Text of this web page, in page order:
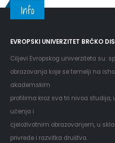
Info
EVROPSKI UNIVERZITET BRČKO
Ciljevi Evropskog univerziteta su:
obrazovanja koje se temelji na
akademskim
profilima kroz sva tri nivoa
učenja i
cjeloživotnim obrazovanjem, u
privrede i razvitka društva.